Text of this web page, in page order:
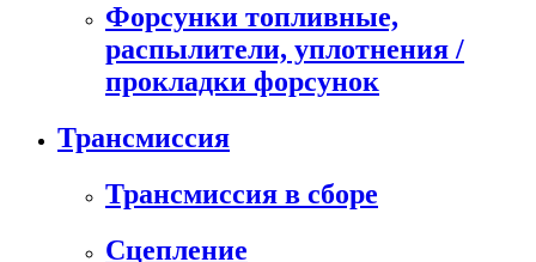
Форсунки топливные,
распылители, уплотнения /
прокладки форсунок
Трансмиссия
Трансмиссия в сборе
Сцепление